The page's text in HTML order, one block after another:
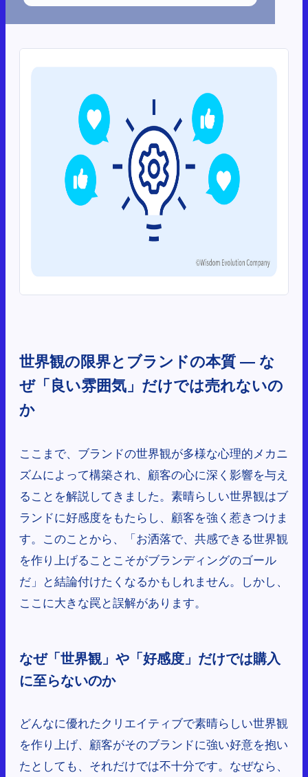
世界観の限界とブランドの本質 ― な
ぜ「良い雰囲気」だけでは売れないの
か
ここまで、ブランドの世界観が多様な心理的メカニ
ズムによって構築され、顧客の心に深く影響を与え
ることを解説してきました。素晴らしい世界観はブ
ランドに好感度をもたらし、顧客を強く惹きつけま
す。このことから、「お洒落で、共感できる世界観
を作り上げることこそがブランディングのゴール
だ」と結論付けたくなるかもしれません。しかし、
ここに大きな罠と誤解があります。
なぜ「世界観」や「好感度」だけでは購入
に至らないのか
どんなに優れたクリエイティブで素晴らしい世界観
を作り上げ、顧客がそのブランドに強い好意を抱い
たとしても、それだけでは不十分です。なぜなら、